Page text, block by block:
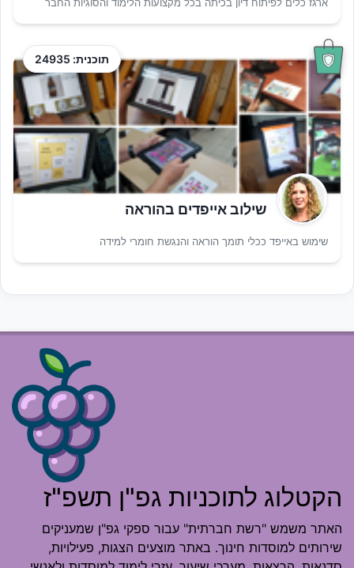
ארגז כלים לפיתוח דיון בכיתה בכל מקצועות הלימוד והסוגיות החבר
תוכנית: 24935
שילוב אייפדים בהוראה
שימוש באייפד ככלי תומך הוראה והנגשת חומרי למידה
הקטלוג לתוכניות גפ"ן תשפ"ז
האתר משמש "רשת חברתית" עבור ספקי גפ"ן שמעניקים
שירותים למוסדות חינוך. באתר מוצעים הצגות, פעילויות,